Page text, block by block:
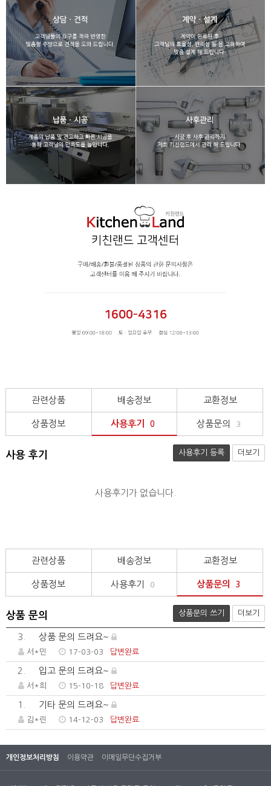
관련상품 배송정보 교환정보
상품정보 사용후기 0 상품문의 3
사용 후기 사용후기 등록 더보기
사용후기가 없습니다.
관련상품 배송정보 교환정보
상품정보 사용후기 0 상품문의 3
상품 문의 상품문의 쓰기 더보기
3. 상품 문의 드려요~
서*민 17-03-03 답변완료
2. 입고 문의 드려요~
서*희 15-10-18 답변완료
1. 기타 문의 드려요~
김*린 14-12-03 답변완료
개인정보처리방침 이용약관 이메일무단수집거부